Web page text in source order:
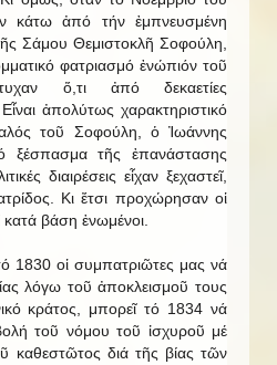
κάτω ἀπό τήν ἐμπνευσμένη
Σάμου Θεμιστοκλῆ Σοφούλη,
φατριασμό ἐνώπιόν τοῦ
ὅ,τι ἀπό δεκαετίες
ἀπολύτως χαρακτηριστικό
τοῦ Σοφούλη, ὁ Ἰωάννης
ξέσπασμα τῆς ἐπανάστασης
διαιρέσεις εἶχαν ξεχαστεῖ,
Κι ἔτσι προχώρησαν οἱ
βάση ἑνωμένοι.
1830 οἱ συμπατριῶτες μας νά
λόγω τοῦ ἀποκλεισμοῦ τους
κράτος, μπορεῖ τό 1834 νά
τοῦ νόμου τοῦ ἰσχυροῦ μέ
καθεστῶτος διά τῆς βίας τῶν